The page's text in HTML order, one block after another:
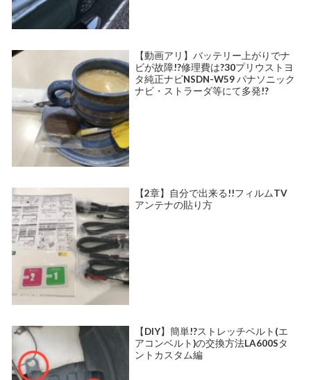
【動画アリ】バッテリー上がりでナ
ビが故障!?修理費は?30プリウストヨ
タ純正ナビNSDN-W59 パナソニック
ナビ・ストラーダ等にて多発!?
【2章】自分で出来る!!フィルムTV
アンテナの貼り方
【DIY】簡単!?ストレッチベルト(エ
アコンベルト)の交換方法LA600Sタ
ントカスタム編